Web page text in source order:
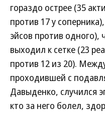
гораздо острее (35
против 17 у
эйсов против
выходил к сетке (23
против 12 из 20).
проходившей с
Давыденко, случился
кто за него болел,